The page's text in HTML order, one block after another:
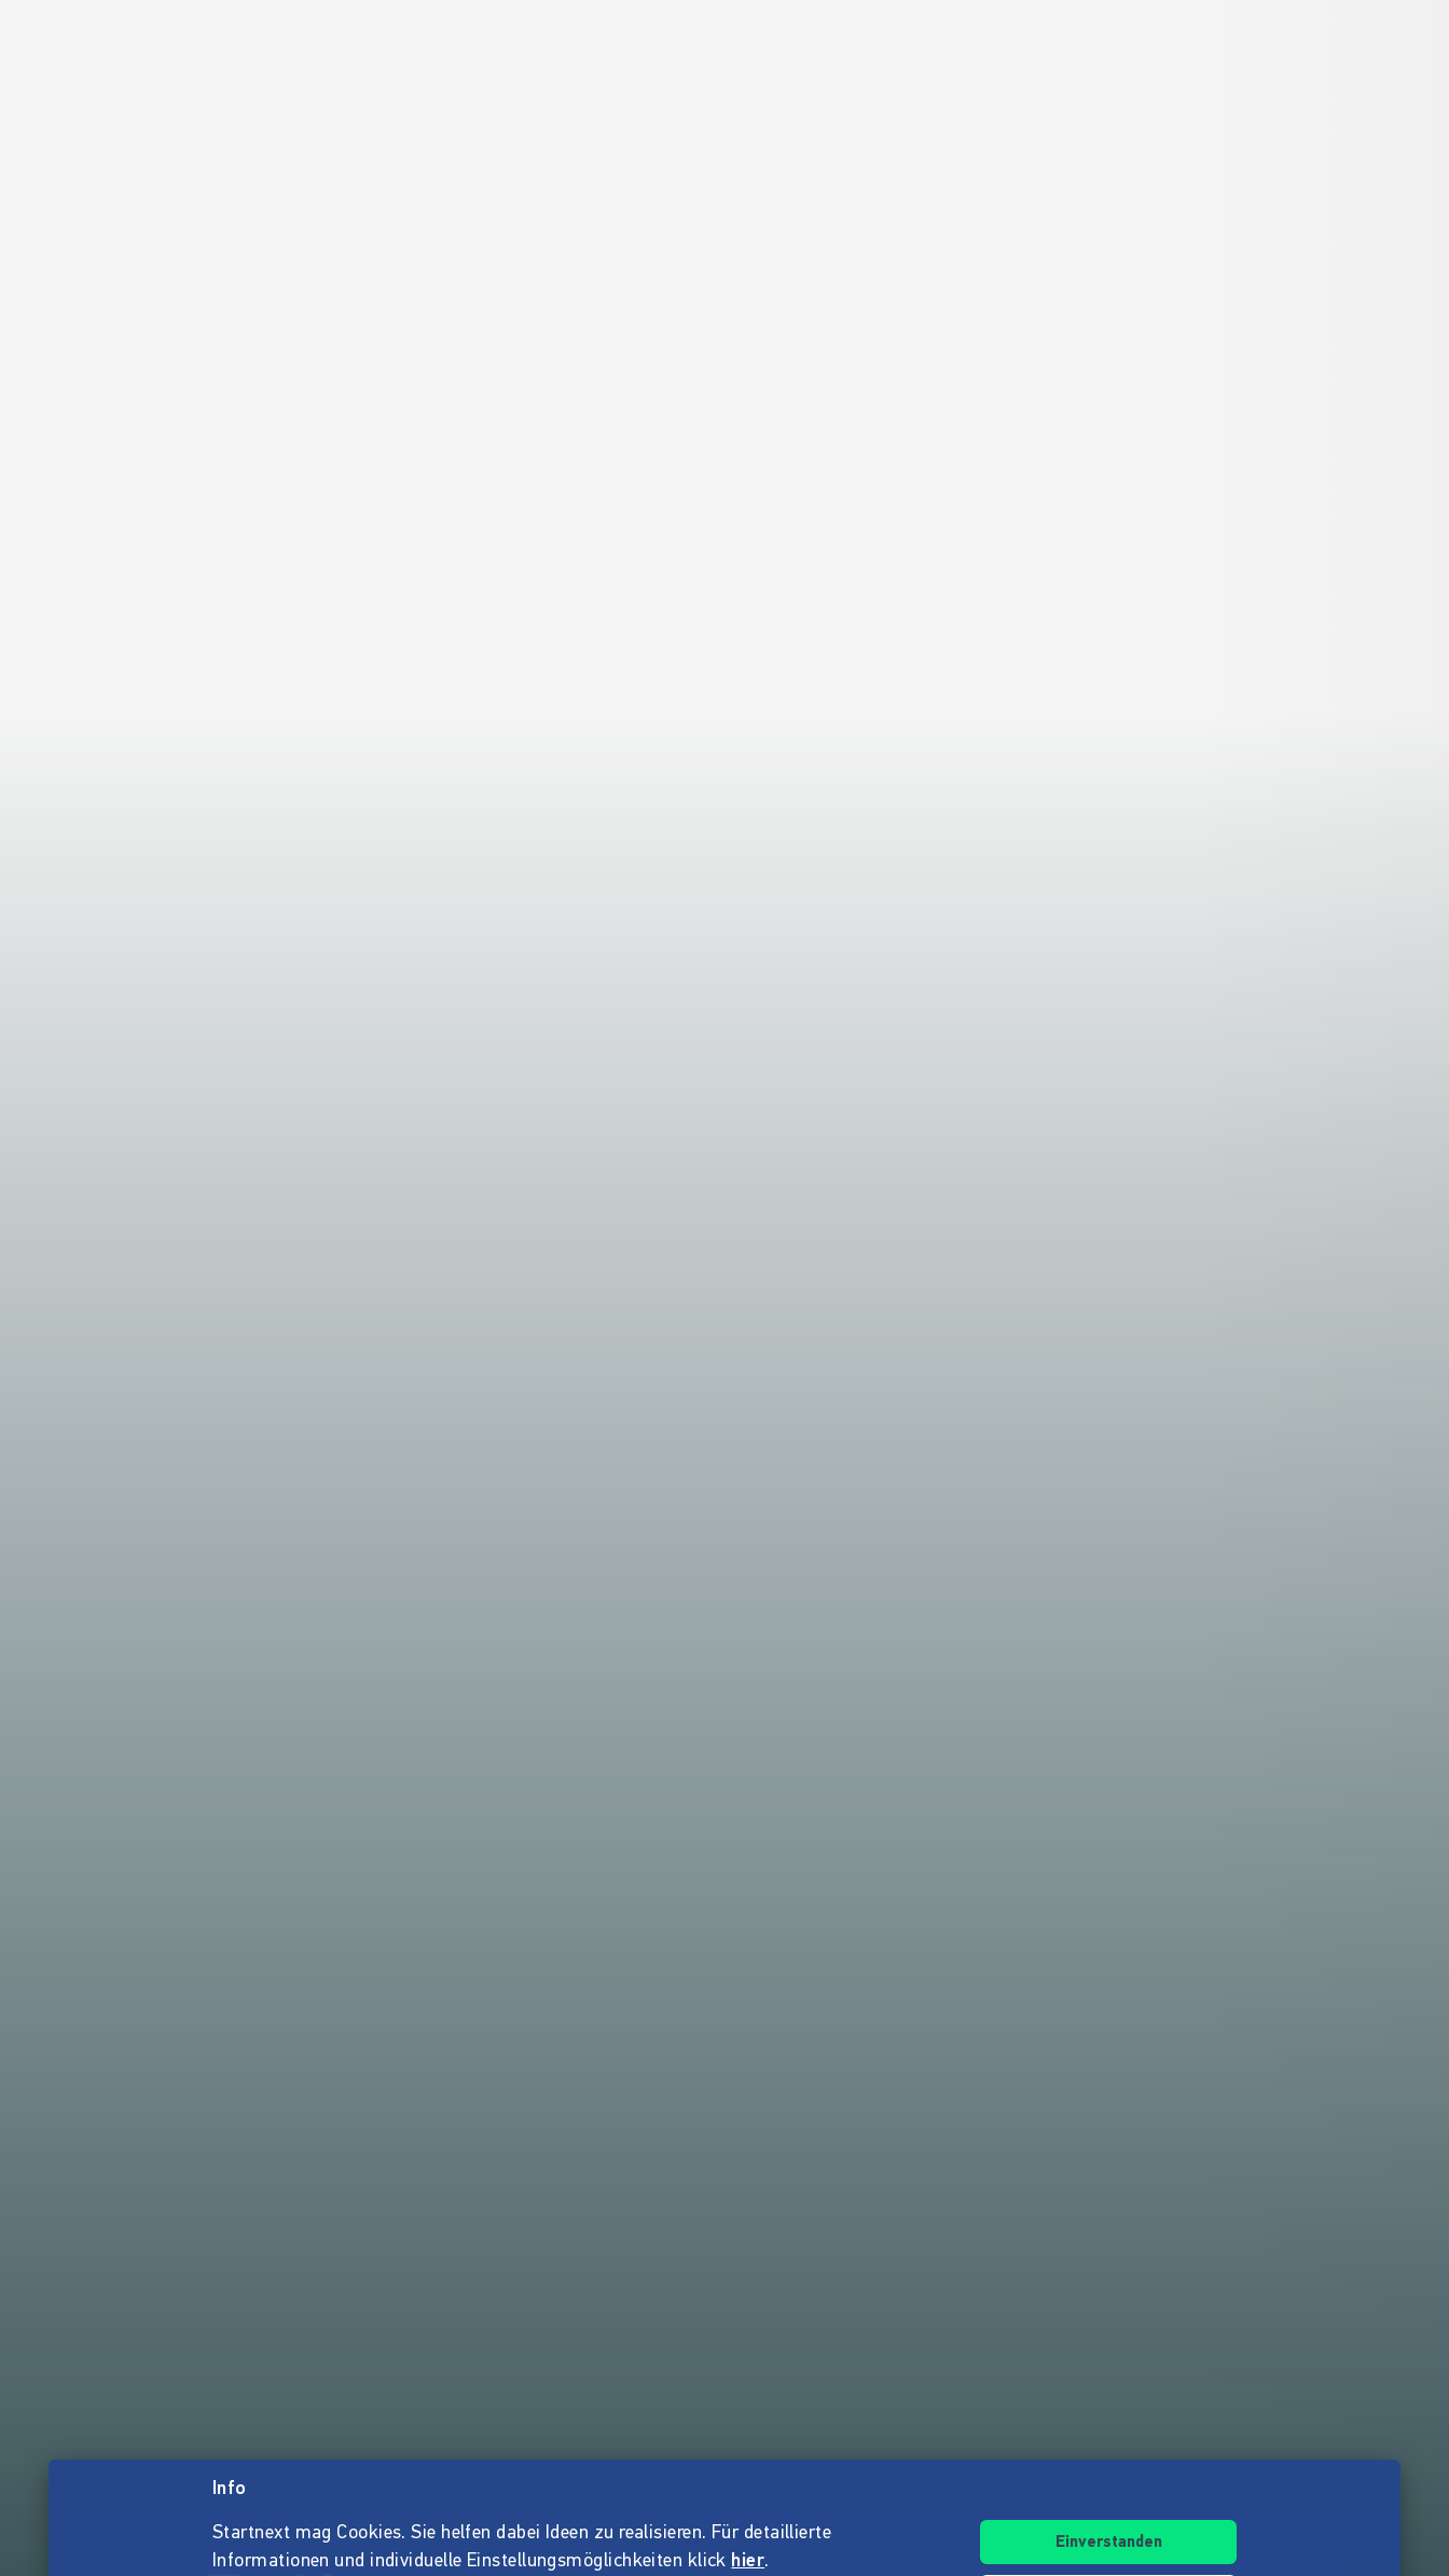
Info
Startnext mag Cookies. Sie helfen dabei Ideen zu realisieren. Für detaillierte
Informationen und individuelle Einstellungsmöglichkeiten klick hier.
Einverstanden